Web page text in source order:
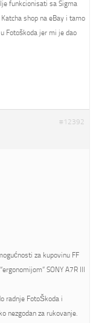
funkcionisati sa Sigma
shop na eBay i tamo
Fotoškoda jer mi je dao
#12392
za kupovinu FF
SONY A7R III
radnje FotoŠkoda i
nezgodan za rukovanje.